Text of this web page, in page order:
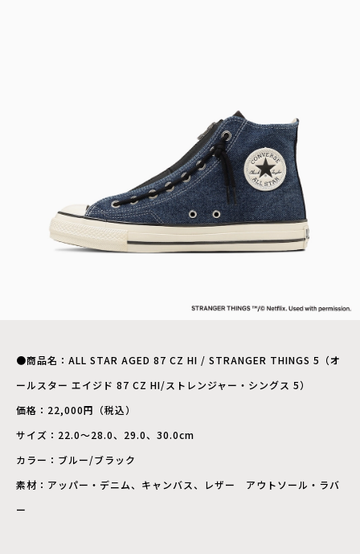
●商品名：ALL STAR AGED 87 CZ HI / STRANGER THINGS 5（オ
ールスター エイジド 87 CZ HI/ストレンジャー・シングス 5）
価格：22,000円（税込）
サイズ：22.0～28.0、29.0、30.0cm
カラー：ブルー/ブラック
素材：アッパー・デニム、キャンバス、レザー アウトソール・ラバ
ー